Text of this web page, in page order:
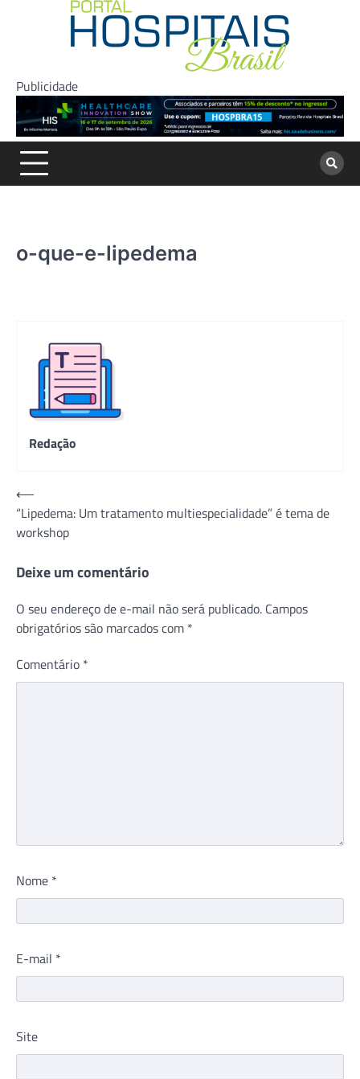
Publicidade
o-que-e-lipedema
Redação
Navegação
de
Post
⟵
“Lipedema: Um tratamento multiespecialidade” é tema de
workshop
Deixe um comentário
O seu endereço de e-mail não será publicado. Campos
obrigatórios são marcados com *
Comentário *
Nome *
E-mail *
Site